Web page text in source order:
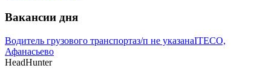
Вакансии дня
Водитель грузового транспортаз/п не указанаITECO,
Афанасьево
HeadHunter